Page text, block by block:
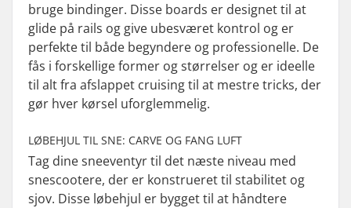
bruge bindinger. Disse boards er designet til at
glide på rails og give ubesværet kontrol og er
perfekte til både begyndere og professionelle. De
fås i forskellige former og størrelser og er ideelle
til alt fra afslappet cruising til at mestre tricks, der
gør hver kørsel uforglemmelig.
LØBEHJUL TIL SNE: CARVE OG FANG LUFT
Tag dine sneeventyr til det næste niveau med
snescootere, der er konstrueret til stabilitet og
sjov. Disse løbehjul er bygget til at håndtere